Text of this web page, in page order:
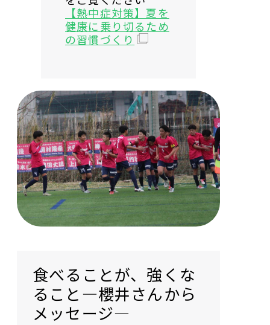
【熱中症対策】夏を
健康に乗り切るため
の習慣づくり
食べることが、強くな
ること―櫻井さんから
メッセージ―